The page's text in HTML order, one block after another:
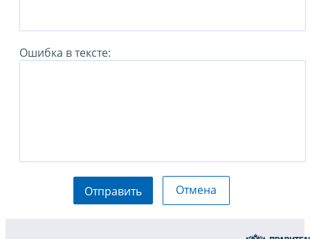
Ошибка в тексте:
Отправить Отмена